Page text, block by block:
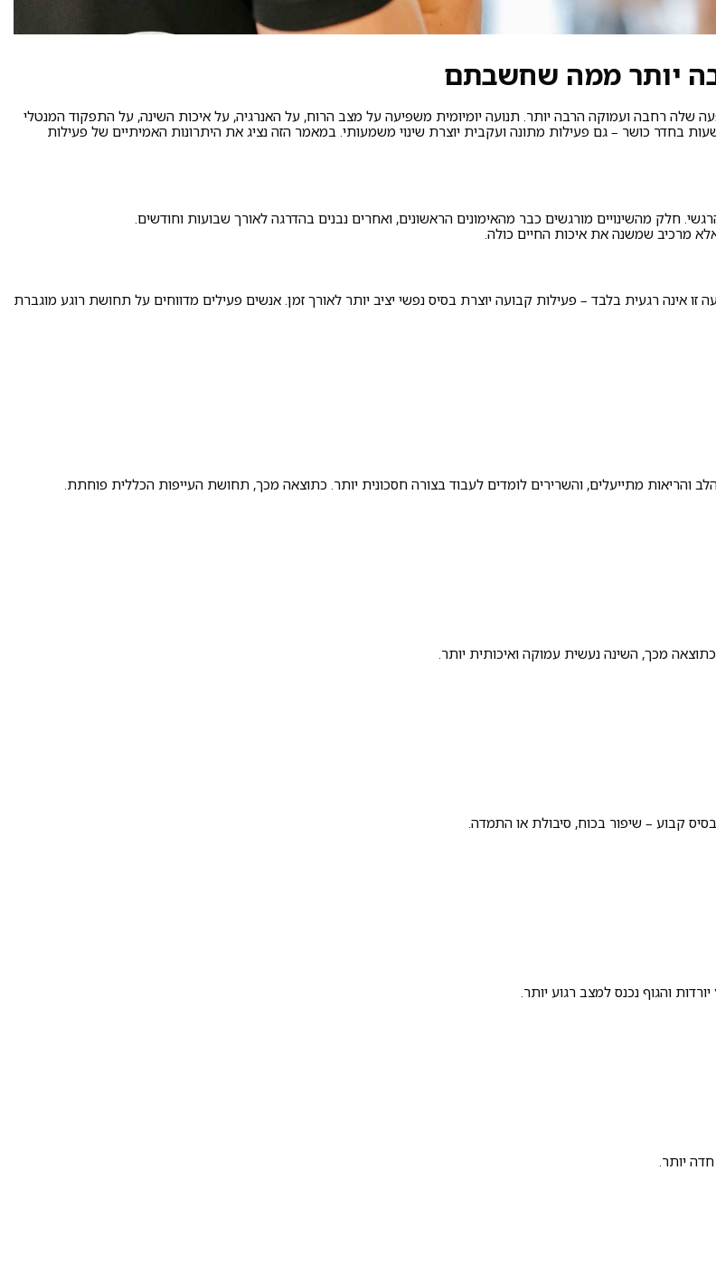
יותר ממה שחשבתם
שלה רחבה ועמוקה הרבה יותר. תנועה יומיומית משפיעה על מצב הרוח, על האנרגיה, על איכות השינה, על התפקוד המנטלי
בחדר כושר – גם פעילות מתונה ועקבית יוצרת שינוי משמעותי. במאמר הזה נציג את היתרונות האמיתיים של פעילות
חלק מהשינויים מורגשים כבר מהאימונים הראשונים, ואחרים נבנים בהדרגה לאורך שבועות וחודשים.
מרכיב שמשנה את איכות החיים כולה.
זו אינה רגעית בלבד – פעילות קבועה יוצרת בסיס נפשי יציב יותר לאורך זמן. אנשים פעילים מדווחים על תחושת רוגע מוגברת
והריאות מתייעלים, והשרירים לומדים לעבוד בצורה חסכונית יותר. כתוצאה מכך, תחושת העייפות הכללית פוחתת.
מכך, השינה נעשית עמוקה ואיכותית יותר.
קבוע – שיפור בכוח, סיבולת או התמדה.
והגוף נכנס למצב רגוע יותר.
יותר.